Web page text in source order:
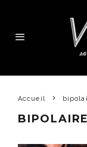
Accueil
BIPOLAIRE